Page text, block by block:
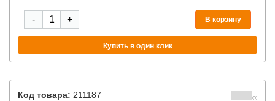
- + В корзину
Купить в один клик
Код товара: 211187 (0)